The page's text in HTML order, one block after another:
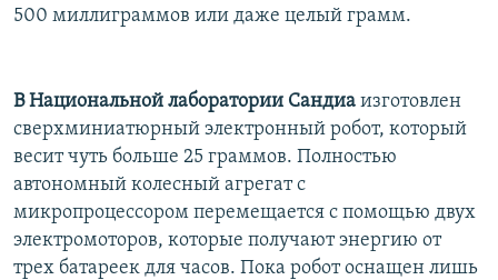
500 миллиграммов или даже целый грамм.
В Национальной лаборатории Сандиа изготовлен
сверхминиатюрный электронный робот, который
весит чуть больше 25 граммов. Полностью
автономный колесный агрегат с
микропроцессором перемещается с помощью двух
электромоторов, которые получают энергию от
трех батареек для часов. Пока робот оснащен лишь